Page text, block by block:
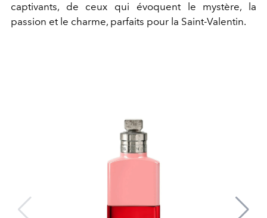
captivants, de ceux qui évoquent le mystère, la
passion et le charme, parfaits pour la Saint-Valentin.